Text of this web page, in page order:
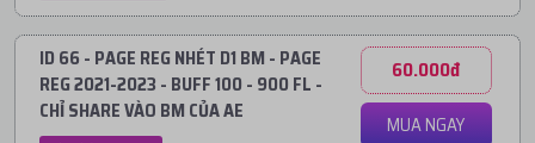
ID 66 - PAGE REG NHÉT D1 BM - PAGE
REG 2021-2023 - BUFF 100 - 900 FL -
CHỈ SHARE VÀO BM CỦA AE
60.000đ
MUA NGAY